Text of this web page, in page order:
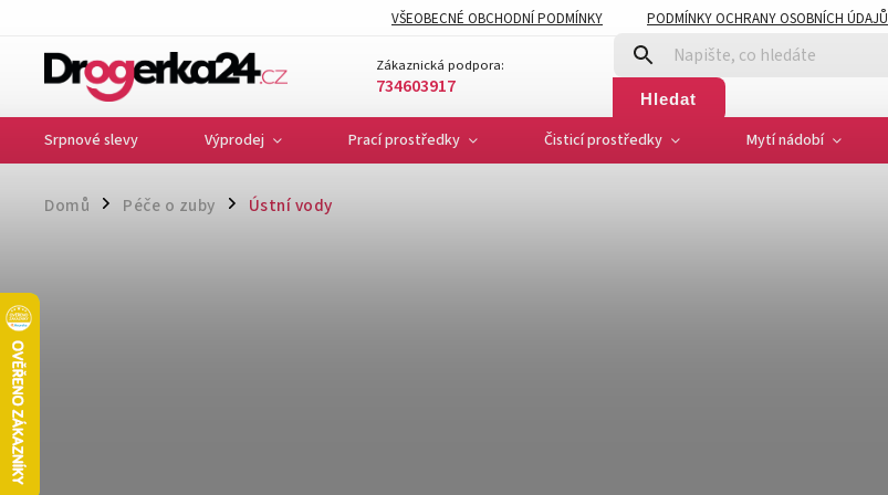
VŠEOBECNÉ OBCHODNÍ PODMÍNKY PODMÍNKY OCHRANY OSOBNÍCH ÚDAJŮ
Zákaznická podpora:
734603917 Hledat
Srpnové slevy Výprodej Prací prostředky Čisticí prostředky Mytí nádobí
Domů / Péče o zuby / Ústní vody